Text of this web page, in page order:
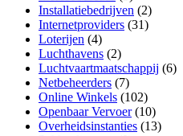
Installatiebedrijven (2)
Internetproviders (31)
Loterijen (4)
Luchthavens (2)
Luchtvaartmaatschappij (6)
Netbeheerders (7)
Online Winkels (102)
Openbaar Vervoer(10)
Overheidsinstanties (13)